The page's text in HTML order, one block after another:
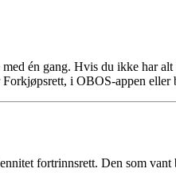
én gang. Hvis du ikke har
i OBOS-appen
fortrinnsrett. Den som